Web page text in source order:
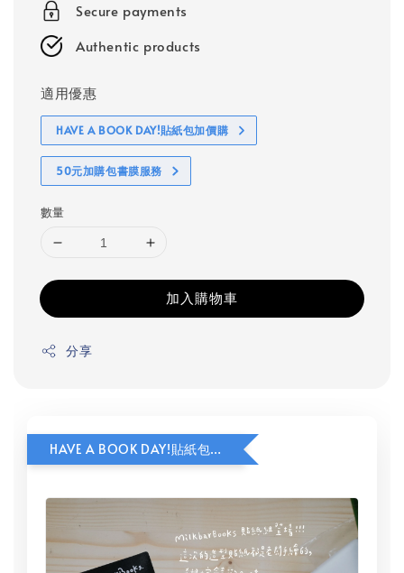
Secure payments
Authentic products
適用優惠
HAVE A BOOK DAY!貼紙包加價購
50元加購包書膜服務
數量
加入購物車
分享
HAVE A BOOK DAY!貼紙包加價購